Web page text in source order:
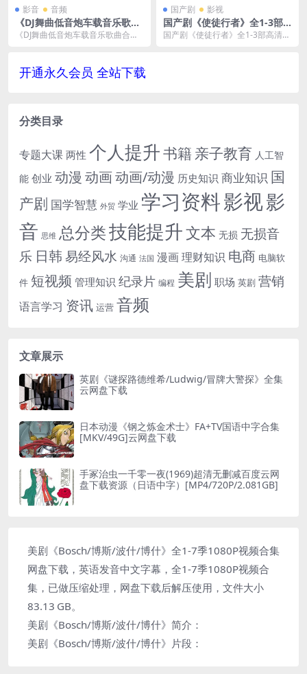
影音 音频
《DJ舞曲低音炮车载音乐歌曲
合集》[MP3]云网盘下载
《DJ舞曲低音炮车载音乐歌曲合
国产剧 影视
国产剧《使徒行者》全1-3部
高清视频合集国粤双语中字[M
国产剧《使徒行者》全1-3部高清视
开通永久会员 全站下载
分类目录
专题大课 两性 个人提升书籍 亲子教育 人工智
能 创业 动漫 动画动画/动漫 历史知识 商业知识 国
产剧 国学智慧 外贸 学业 学习资料影视影
音 思维 总分类技能提升文本 无损 无损音
乐 日韩易经风水 沟通 法国 漫画理财知识 电商 电脑软
件 短视频 管理知识 纪录片 编程 美剧 职场 英剧 营销
语言学习 资讯 运营 音频
文章展示
英剧《谜探路德维希/Ludwig/冒牌大警探》全集
云网盘下载
日本动漫《钢之炼金术士》FA+TV国语中字合集
[MKV/49G]云网盘下载
手冢治虫一千零一夜(1969)超清无删减百度云网
盘下载资源（日语中字）[MP4/720P/2.081GB]
美剧《Bosch/博斯/波什/博什》全1-7季1080P视频合集
网盘下载，英语发音中文字幕，全1-7季1080P视频合
集，已做压缩处理，网盘下载后解压使用，文件大小
83.13 GB。
美剧《Bosch/博斯/波什/博什》简介：
美剧《Bosch/博斯/波什/博什》片段：